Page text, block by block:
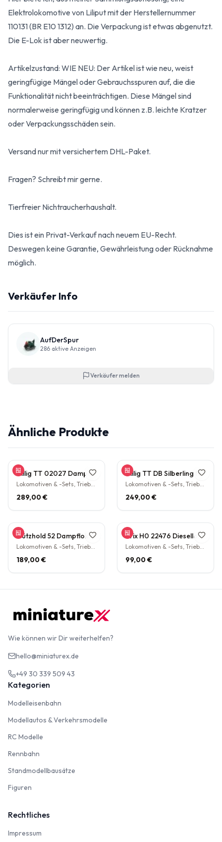
Elektrolokomotive von Liliput mit der Herstellernummer
110131 (BR E10 1312) an. Die Verpackung ist etwas abgenutzt.
Die E-Lok ist aber neuwertig.
Artikelzustand: WIE NEU: Der Artikel ist wie neu, weist
geringfügige Mängel oder Gebrauchsspuren auf, die die
Funktionalität nicht beeinträchtigen. Diese Mängel sind
normalerweise geringfügig und können z.B. leichte Kratzer
oder Verpackungsschäden sein.
Versand nur mit versichertem DHL-Paket.
Fragen? Schreibt mir gerne.
Tierfreier Nichtraucherhaushalt.
Dies ist ein Privat-Verkauf nach neuem EU-Recht.
Deswegen keine Garantie, Gewährleistung oder Rücknahme
möglich.
Verkäufer Info
AufDerSpur
286 aktive Anzeigen
Verkäufer melden
Ähnliche Produkte
Tillig TT 02027 Dampflokomotive BR 38.10 der DB Epoche III Personenzuglok Schlepptender rarität
Lokomotiven & -Sets, Triebwagen
289,00 €
Tillig TT DB Silberling Nahverkehrs-Zugset 4-teilig Steuerwagen Hasenkasten Köln HBF Epoche IV rarität
Lokomotiven & -Sets, Triebwagen
249,00 €
Gützhold 52 Dampflokomotive 32 700 DB Tender Epoche III DC NEM H0 1:87
Lokomotiven & -Sets, Triebwagen
189,00 €
Trix H0 22476 Diesellokomotive BR V160 003 DB NEM Epoche IV H0 1:87
Lokomotiven & -Sets, Triebwagen
99,00 €
Wie können wir Dir weiterhelfen?
hello@miniaturex.de
+49 30 339 509 43
Kategorien
Modelleisenbahn
Modellautos & Verkehrsmodelle
RC Modelle
Rennbahn
Standmodellbausätze
Figuren
Rechtliches
Impressum